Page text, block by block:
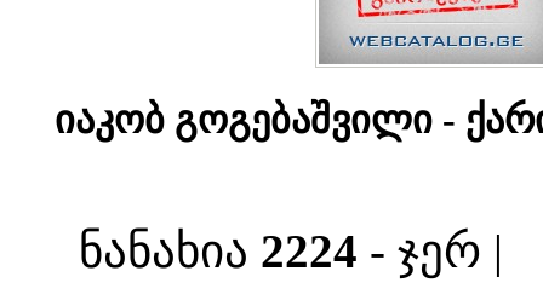
იაკობ გოგებაშვილი -
ნანახია 2224 - ჯერ |